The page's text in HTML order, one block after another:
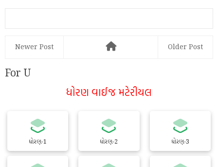
Newer Post Older Post
For U
ધોરણ વાઈજ મટેરીયલ
ધોરણ-1 ધોરણ-2 ધોરણ-3